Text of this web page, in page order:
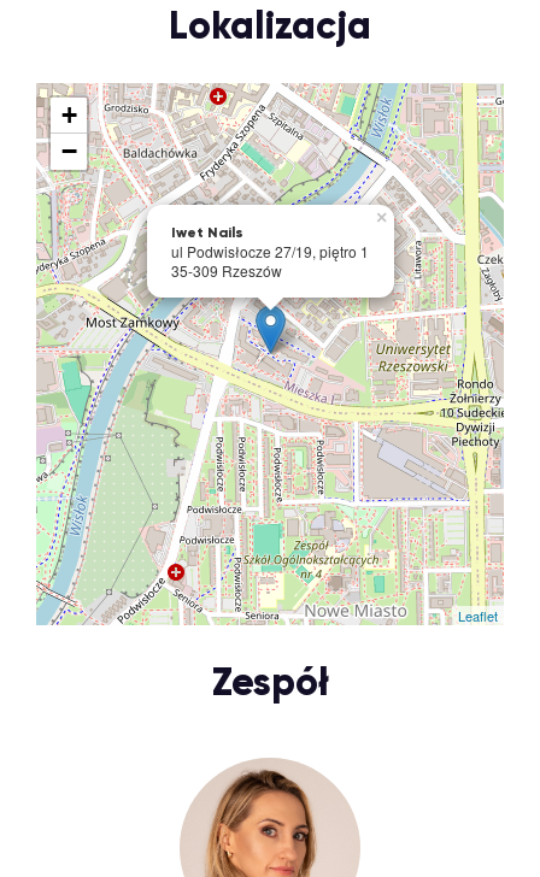
Lokalizacja
Iwet Nails
ul Podwisłocze 27/19, piętro 1
35-309 Rzeszów
×
+
−
Leaflet
Zespół